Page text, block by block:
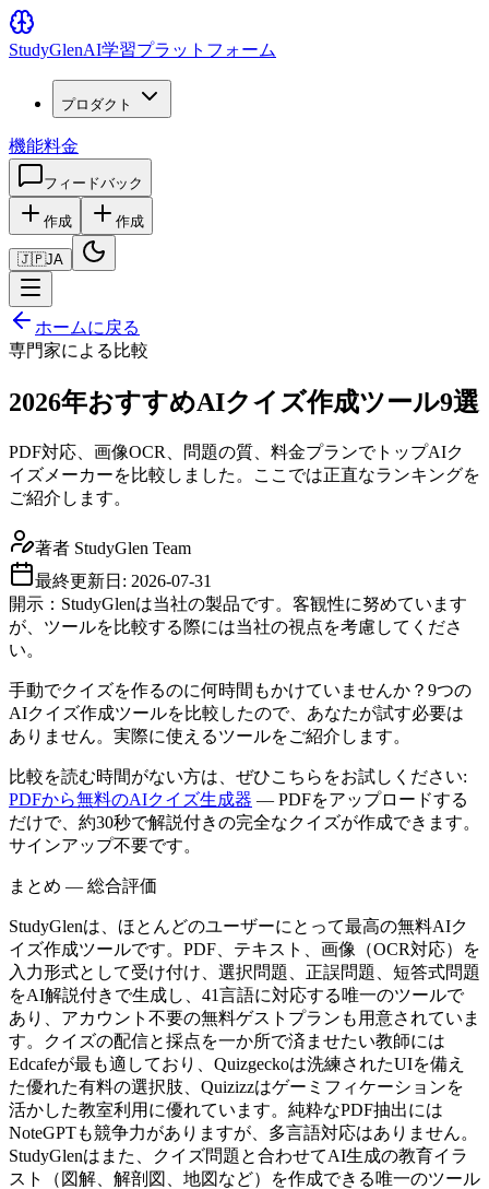
StudyGlenAI学習プラットフォーム
プロダクト
機能料金
フィードバック
作成 作成
🇯🇵JA
ホームに戻る
専門家による比較
2026年おすすめAIクイズ作成ツール9選
PDF対応、画像OCR、問題の質、料金プランでトップAIク
イズメーカーを比較しました。ここでは正直なランキングを
ご紹介します。
著者 StudyGlen Team
最終更新日: 2026-07-31
開示：StudyGlenは当社の製品です。客観性に努めています
が、ツールを比較する際には当社の視点を考慮してくださ
い。
手動でクイズを作るのに何時間もかけていませんか？9つの
AIクイズ作成ツールを比較したので、あなたが試す必要は
ありません。実際に使えるツールをご紹介します。
比較を読む時間がない方は、ぜひこちらをお試しください:
PDFから無料のAIクイズ生成器 — PDFをアップロードする
だけで、約30秒で解説付きの完全なクイズが作成できます。
サインアップ不要です。
まとめ — 総合評価
StudyGlenは、ほとんどのユーザーにとって最高の無料AIク
イズ作成ツールです。PDF、テキスト、画像（OCR対応）を
入力形式として受け付け、選択問題、正誤問題、短答式問題
をAI解説付きで生成し、41言語に対応する唯一のツールで
あり、アカウント不要の無料ゲストプランも用意されていま
す。クイズの配信と採点を一か所で済ませたい教師には
Edcafeが最も適しており、Quizgeckoは洗練されたUIを備え
た優れた有料の選択肢、Quizizzはゲーミフィケーションを
活かした教室利用に優れています。純粋なPDF抽出には
NoteGPTも競争力がありますが、多言語対応はありません。
StudyGlenはまた、クイズ問題と合わせてAI生成の教育イラ
スト（図解、解剖図、地図など）を作成できる唯一のツール